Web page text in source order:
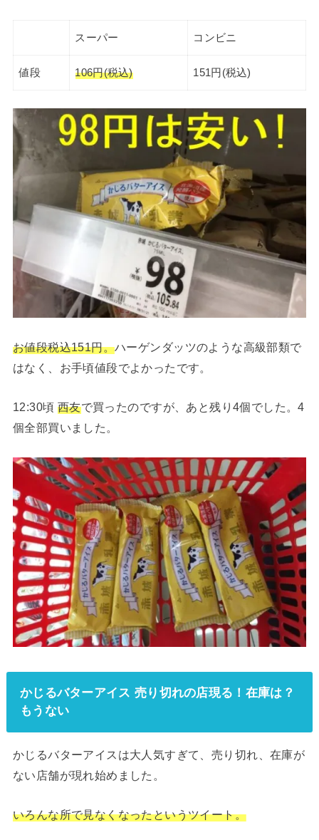
スーパー コンビニ
値段 106円(税込) 151円(税込)
お値段税込151円。ハーゲンダッツのような高級部類で
はなく、お手頃値段でよかったです。
12:30頃 西友で買ったのですが、あと残り4個でした。4
個全部買いました。
かじるバターアイス 売り切れの店現る！在庫は？
もうない
かじるバターアイスは大人気すぎて、売り切れ、在庫が
ない店舗が現れ始めました。
いろんな所で見なくなったというツイート。